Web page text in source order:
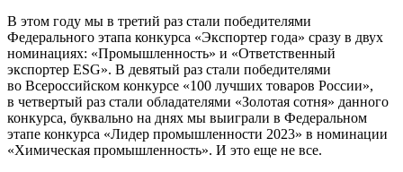
В этом году мы в третий раз стали победителями
Федерального этапа конкурса «Экспортер года» сразу в двух
номинациях: «Промышленность» и «Ответственный
экспортер ESG». В девятый раз стали победителями
во Всероссийском конкурсе «100 лучших товаров России»,
в четвертый раз стали обладателями «Золотая сотня» данного
конкурса, буквально на днях мы выиграли в Федеральном
этапе конкурса «Лидер промышленности 2023» в номинации
«Химическая промышленность». И это еще не все.